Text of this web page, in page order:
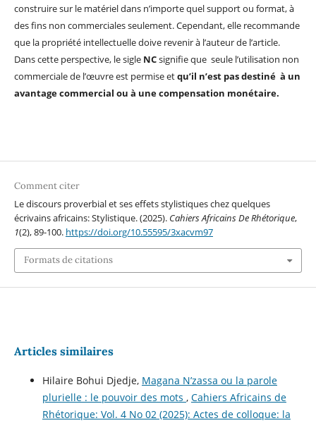
construire sur le matériel dans n’importe quel support ou format, à
des fins non commerciales seulement. Cependant, elle recommande
que la propriété intellectuelle doive revenir à l’auteur de l’article.
Dans cette perspective, le sigle NCsignifie que seule l’utilisation non
commerciale de l’œuvre est permise etqu’il n’est pas destiné à un
avantage commercial ou à une compensation monétaire.
Comment citer
Le discours proverbial et ses effets stylistiques chez quelques
écrivains africains: Stylistique. (2025). Cahiers Africains De Rhétorique,
1(2), 89-100. https://doi.org/10.55595/3xacvm97
Formats de citations
Articles similaires
Hilaire Bohui Djedje, Magana N’zassa ou la parole
plurielle : le pouvoir des mots , Cahiers Africains de
Rhétorique: Vol. 4 No 02 (2025): Actes de colloque: la